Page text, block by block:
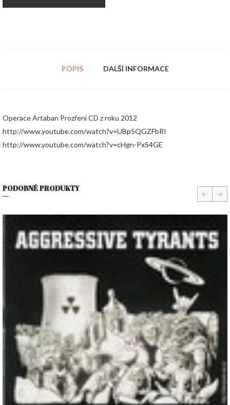
POPIS DALŠÍ INFORMACE
Operace Artaban Prozření CD z roku 2012
http://www.youtube.com/watch?v=UBp5QGZFbRI
http://www.youtube.com/watch?v=cHgn-PxS4GE
PODOBNÉ PRODUKTY prev